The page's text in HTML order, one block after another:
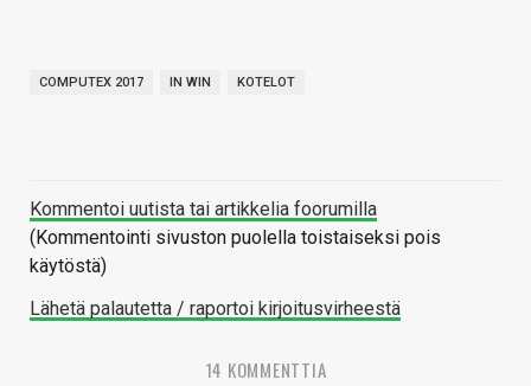
COMPUTEX 2017 IN WIN KOTELOT
Kommentoi uutista tai artikkelia foorumilla
(Kommentointi sivuston puolella toistaiseksi pois
käytöstä)
Lähetä palautetta / raportoi kirjoitusvirheestä
14 KOMMENTTIA